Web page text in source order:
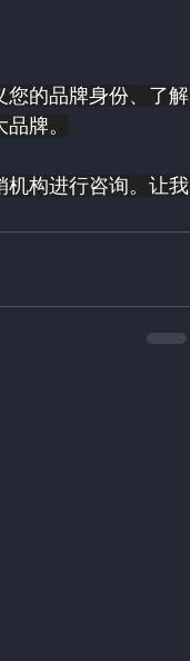
您的品牌身份、了解
牌。
机构进行咨询。让我